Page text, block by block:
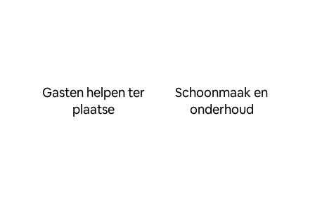
Gasten helpen ter
plaatse
Schoonmaak en
onderhoud